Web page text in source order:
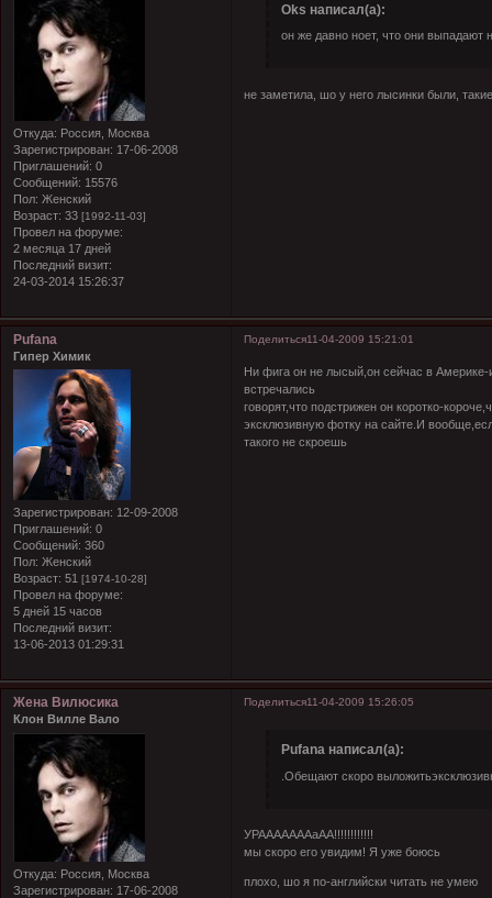
Откуда: Россия, Москва
Зарегистрирован: 17-06-2008
Приглашений: 0
Сообщений: 15576
Пол: Женский
Возраст: 33 [1992-11-03]
Провел на форуме:
2 месяца 17 дней
Последний визит:
24-03-2014 15:26:37
Oks написал(а):
он же давно ноет, что они выпадают
не заметила, шо у него лысинки были,
Поделиться11-04-2009 15:21:01
Pufana
Гипер Химик
Зарегистрирован: 12-09-2008
Приглашений: 0
Сообщений: 360
Пол: Женский
Возраст: 51 [1974-10-28]
Провел на форуме:
5 дней 15 часов
Последний визит:
13-06-2013 01:29:31
Ни фига он не лысый,он сейчас в
встречались
говорят,что подстрижен он коротко-
эксклюзивную фотку на сайте.И
такого не скроешь
Поделиться11-04-2009 15:26:05
Жена Вилюсика
Клон Вилле Вало
Откуда: Россия, Москва
Зарегистрирован: 17-06-2008
Pufana написал(а):
.Обещают скоро
УРАААААААаАА!!!!!!!!!!!!
мы скоро его увидим! Я уже боюсь
плохо, шо я по-английски читать не умею